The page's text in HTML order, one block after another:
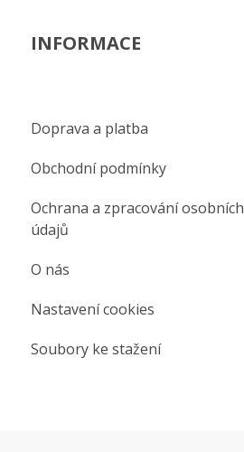
INFORMACE
Doprava a platba
Obchodní podmínky
Ochrana a zpracování osobních
údajů
O nás
Nastavení cookies
Soubory ke stažení